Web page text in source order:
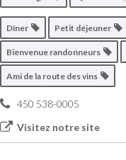
Dîner Petit déjeuner
Bienvenue randonneurs
Ami de la route des vins
450 538-0005
Visitez notre site